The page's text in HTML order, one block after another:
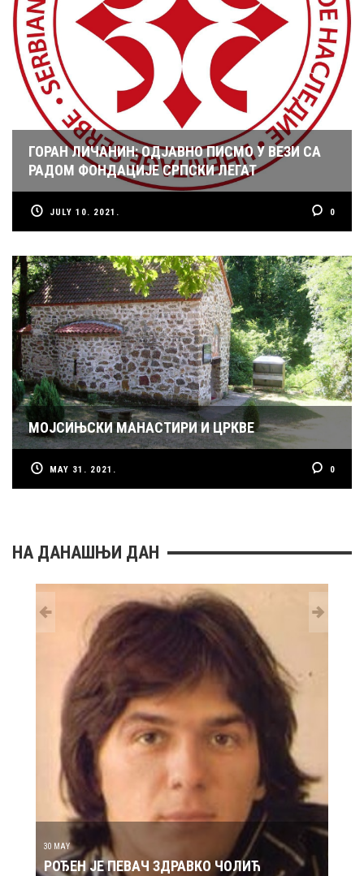
ГОРАН ЛИЧАНИН: ОДЈАВНО ПИСМО У ВЕЗИ СА
РАДОМ ФОНДАЦИЈЕ СРПСКИ ЛЕГАТ
JULY 10. 2021. 0
МОЈСИЊСКИ МАНАСТИРИ И ЦРКВЕ
MAY 31. 2021. 0
НА ДАНАШЊИ ДАН
30 MAY
РОЂЕН ЈЕ ПЕВАЧ ЗДРАВКО ЧОЛИЋ